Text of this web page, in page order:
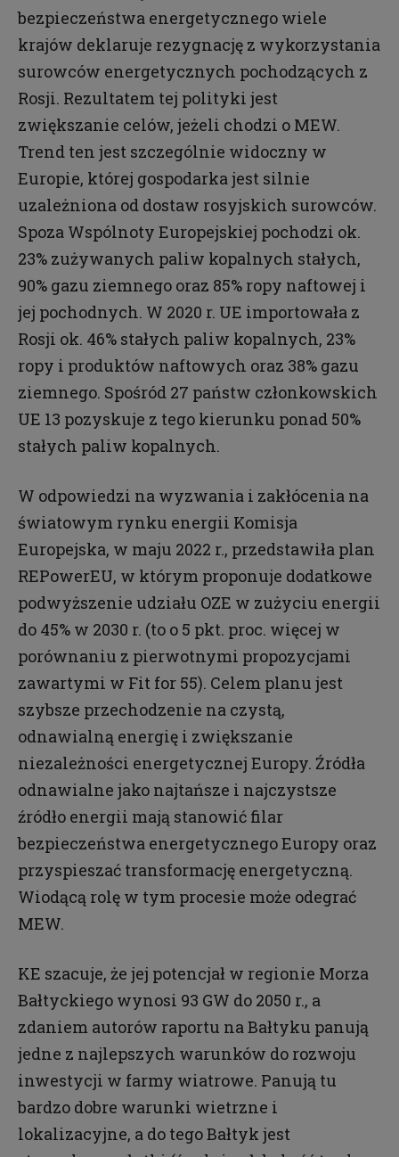
bezpieczeństwa energetycznego wiele
krajów deklaruje rezygnację z wykorzystania
surowców energetycznych pochodzących z
Rosji. Rezultatem tej polityki jest
zwiększanie celów, jeżeli chodzi o MEW.
Trend ten jest szczególnie widoczny w
Europie, której gospodarka jest silnie
uzależniona od dostaw rosyjskich surowców.
Spoza Wspólnoty Europejskiej pochodzi ok.
23% zużywanych paliw kopalnych stałych,
90% gazu ziemnego oraz 85% ropy naftowej i
jej pochodnych. W 2020 r. UE importowała z
Rosji ok. 46% stałych paliw kopalnych, 23%
ropy i produktów naftowych oraz 38% gazu
ziemnego. Spośród 27 państw członkowskich
UE 13 pozyskuje z tego kierunku ponad 50%
stałych paliw kopalnych.
W odpowiedzi na wyzwania i zakłócenia na
światowym rynku energii Komisja
Europejska, w maju 2022 r., przedstawiła plan
REPowerEU, w którym proponuje dodatkowe
podwyższenie udziału OZE w zużyciu energii
do 45% w 2030 r. (to o 5 pkt. proc. więcej w
porównaniu z pierwotnymi propozycjami
zawartymi w Fit for 55). Celem planu jest
szybsze przechodzenie na czystą,
odnawialną energię i zwiększanie
niezależności energetycznej Europy. Źródła
odnawialne jako najtańsze i najczystsze
źródło energii mają stanowić filar
bezpieczeństwa energetycznego Europy oraz
przyspieszać transformację energetyczną.
Wiodącą rolę w tym procesie może odegrać
MEW.
KE szacuje, że jej potencjał w regionie Morza
Bałtyckiego wynosi 93 GW do 2050 r., a
zdaniem autorów raportu na Bałtyku panują
jedne z najlepszych warunków do rozwoju
inwestycji w farmy wiatrowe. Panują tu
bardzo dobre warunki wietrzne i
lokalizacyjne, a do tego Bałtyk jest